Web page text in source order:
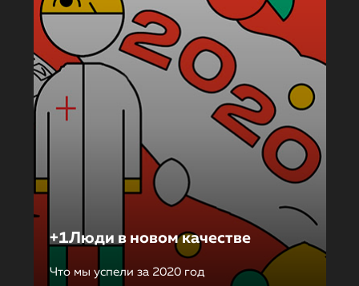
+1Люди в новом качестве
Что мы успели за 2020 год